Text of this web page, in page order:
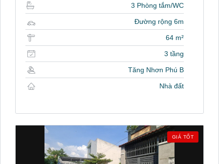
3 Phòng tắm/WC
Đường rộng 6m
64 m²
3 tầng
Tăng Nhơn Phú B
Nhà đất
GIÁ TỐT